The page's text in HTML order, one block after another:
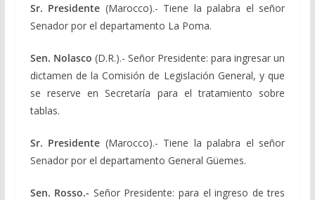
Sr. Presidente (Marocco).- Tiene la palabra el señor
Senador por el departamento La Poma.
Sen. Nolasco (D.R.).- Señor Presidente: para ingresar un
dictamen de la Comisión de Legislación General, y que
se reserve en Secretaría para el tratamiento sobre
tablas.
Sr. Presidente (Marocco).- Tiene la palabra el señor
Senador por el departamento General Güemes.
Sen. Rosso.- Señor Presidente: para el ingreso de tres